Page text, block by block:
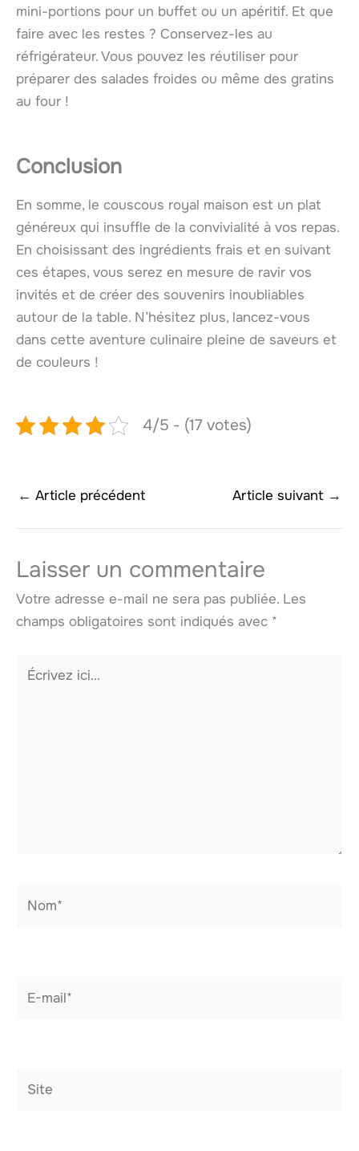
mini-portions pour un buffet ou un apéritif. Et que
faire avec les restes ? Conservez-les au
réfrigérateur. Vous pouvez les réutiliser pour
préparer des salades froides ou même des gratins
au four !
Conclusion
En somme, le couscous royal maison est un plat
généreux qui insuffle de la convivialité à vos repas.
En choisissant des ingrédients frais et en suivant
ces étapes, vous serez en mesure de ravir vos
invités et de créer des souvenirs inoubliables
autour de la table. N’hésitez plus, lancez-vous
dans cette aventure culinaire pleine de saveurs et
de couleurs !
4/5 - (17 votes)
← Article précédent Article suivant →
Laisser un commentaire
Votre adresse e-mail ne sera pas publiée. Les
champs obligatoires sont indiqués avec *
Écrivez